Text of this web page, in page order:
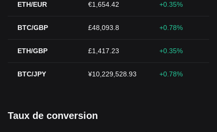
ETH/EUR €1,654.42 +0.35%
BTC/GBP £48,093.8 +0.78%
ETH/GBP £1,417.23 +0.35%
BTC/JPY ¥10,229,528.93 +0.78%
Taux de conversion